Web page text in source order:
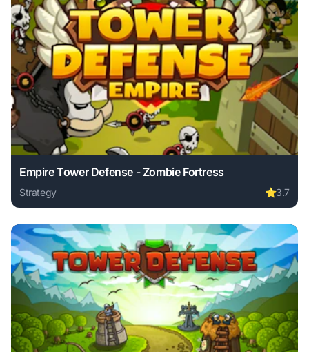
Empire Tower Defense - Zombie Fortress
Strategy ⭐3.7
Play Empire Tower Defense - Zombie Fortress online